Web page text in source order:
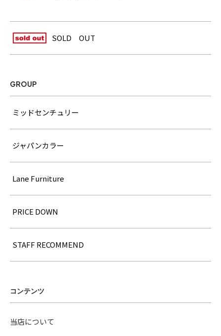
SOLD OUT
GROUP
ミッドセンチュリー
ジャパンカラー
Lane Furniture
PRICE DOWN
STAFF RECOMMEND
コンテンツ
当店について